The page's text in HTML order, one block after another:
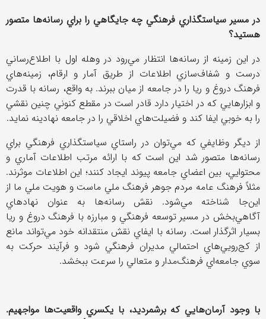
در مسير سياستگذاري فرهنگي چه جايگاهي را براي رسانه‌ها متصور
هستيد؟
در اين زمينه از رسانه‌ها انتظار مي‌رود در وهله اول با اطلاع‌رساني
درست و شفاف‌سازي اطلاعات از طريق آمار و ارقام، زمينه‌هاي
فرهنگ دروغ و ريا را در جامعه از ميان ببرند. به واقع، رسانه با قدرت
و ابزارهايي كه در اختيار دارد قادر است در مقطع كنوني چنين نقشي
را به خوبي ايفا کند و فضيلت‌هاي اخلاقي را در جامعه نهادينه نمايد.
از ديگر وظايفي كه مي‌توان در راستاي سياستگذاري فرهنگي براي
رسانه‌ها متصور شد اين است كه با ارائه مرتب اطلاعات آماري و
محتوايي، بين اعضاي جامعه پيوند ايجاد كنند؛ اين اطلاعات موثرند.
مثلاً فرهنگ عامه مردم جوهر فرهنگ ملي ماست و هويت ملي ما از
اين‌جا شناخته مي‌شود. نقش رسانه‌ها به عنوان نهاد‌هاي
آگاهي‌بخش در مسير توسعه فرهنگي و مبارزه با فرهنگ دروغ و ريا
بسيار اثرگذار است. رسانه‌ با ايفاي نقش منتقدانه خود مي‌تواند مانع
از كج‌رويي‌هاي احتمالي مديران فرهنگي شود و فرآيند حركت به
سوي جامعه‌اي فرهنگ‌مدار و متعالي را سرعت ببخشد.
با وجود آرمان‌هايي كه برشمرديد، با يكسري واقعيت‌ها مواجهيم.